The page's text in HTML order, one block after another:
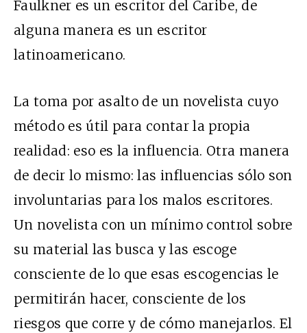
Faulkner es un escritor del Caribe, de
alguna manera es un escritor
latinoamericano.
La toma por asalto de un novelista cuyo
método es útil para contar la propia
realidad: eso es la influencia. Otra manera
de decir lo mismo: las influencias sólo son
involuntarias para los malos escritores.
Un novelista con un mínimo control sobre
su material las busca y las escoge
consciente de lo que esas escogencias le
permitirán hacer, consciente de los
riesgos que corre y de cómo manejarlos. El